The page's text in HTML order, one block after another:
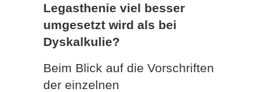
Legasthenie viel besser
umgesetzt wird als bei
Dyskalkulie?
Beim Blick auf die Vorschriften
der einzelnen